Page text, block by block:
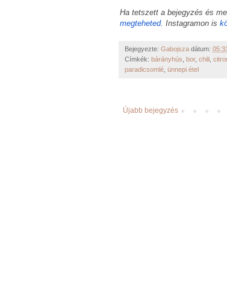
Ha tetszett a bejegyzés és
megteheted. Instagramon is
Bejegyezte: Gabojsza dátum:
Címkék: bárányhús bor, chili
paradicsomlé ünnepi étel
Újabb bejegyzés